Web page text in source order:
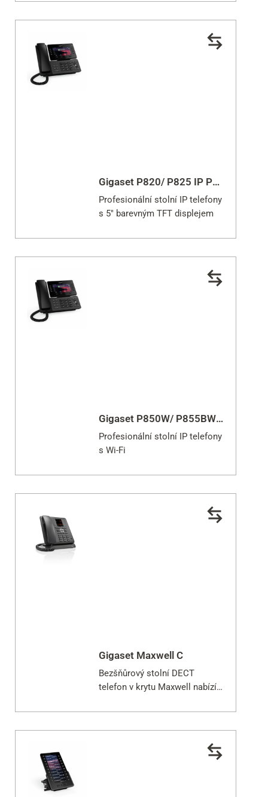
Gigaset P820/ P825 IP PRO
Profesionální stolní IP telefony
s 5" barevným TFT displejem
Gigaset P850W/ P855BW IP PRO
Profesionální stolní IP telefony
s Wi-Fi
Gigaset Maxwell C
Bezšňůrový stolní DECT
telefon v krytu Maxwell nabízí
stolu